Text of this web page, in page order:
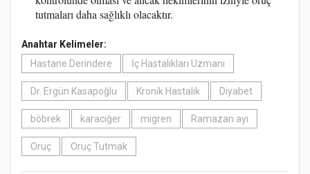
tutmaları daha sağlıklı olacaktır.
Anahtar Kelimeler:
Hastane Derindere
İç Hastalıkları Uzmanı
Dr. Ergün Kasapoğlu Kronik Hastalık Diyabet
böbrek karaciğer migren Ramazan ayı
Oruç Oruç Tutmak